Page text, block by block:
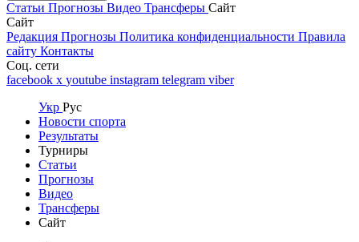
Статьи Прогнозы Видео Трансферы Сайт
Сайт
Редакция Прогнозы Политика конфиденциальности Правила
сайту Контакты
Соц. сети
facebook x youtube instagram telegram viber
Укр Рус
Новости спорта
Результаты
Турниры
Статьи
Прогнозы
Видео
Трансферы
Сайт